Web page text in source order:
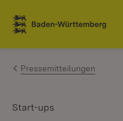
Zum Inhalt springen
Link zur Startseite
Pressemitteilungen
Start-ups